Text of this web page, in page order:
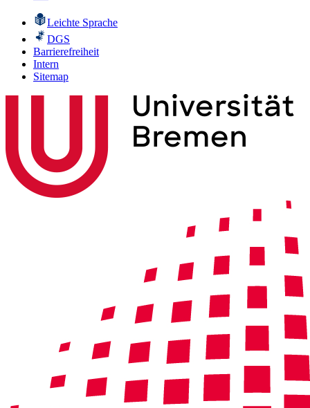
Leichte Sprache
DGS
Barrierefreiheit
Intern
Sitemap